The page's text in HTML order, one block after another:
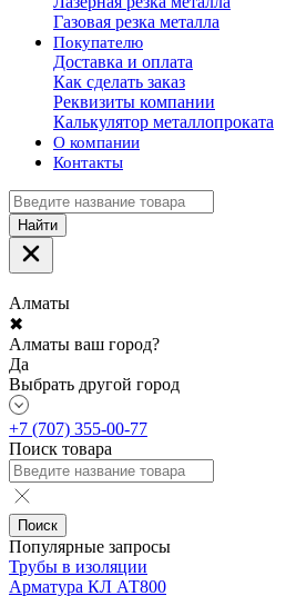
Газовая резка металла
Покупателю
Доставка и оплата
Как сделать заказ
Реквизиты компании
Калькулятор металлопроката
О компании
Контакты
Найти
Алматы
✖
Алматы ваш город?
Да
Выбрать другой город
+7 (707) 355-00-77
Поиск товара
Поиск
Популярные запросы
Трубы в изоляции
Арматура КЛ АТ800